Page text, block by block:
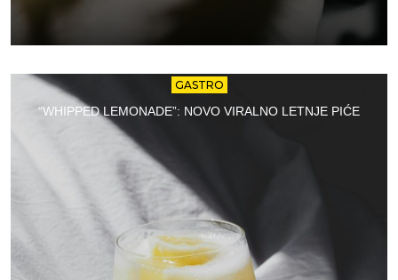
GASTRO
“WHIPPED LEMONADE”: NOVO VIRALNO LETNJE PIĆE